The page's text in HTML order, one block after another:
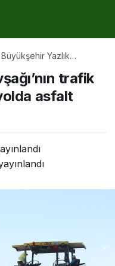
Büyükşehir Yazlık
alacak duble yolda asfalt
çalışmasına başladıtrafik
asfalt